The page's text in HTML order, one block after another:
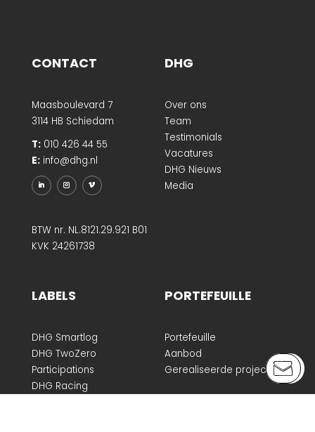
CONTACT
Maasboulevard 7
3114 HB Schiedam
T:010 426 44 55
E:info@dhg.nl
BTW nr. NL.8121.29.921 B01
KVK 24261738
DHG
Over ons
Team
Testimonials
Vacatures
DHG Nieuws
Media
LABELS
DHG Smartlog
DHG TwoZero
Participations
DHG Racing
PORTEFEUILLE
Portefeuille
Aanbod
Gerealiseerde projecten